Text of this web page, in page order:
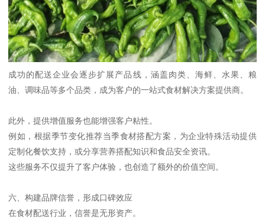
成功的配送企业会逐步扩展产品线，涵盖肉类、海鲜、水果、粮
油、调味品等多个品类，成为客户的一站式食材解决方案提供商。
此外，提供增值服务也能增强客户粘性。
例如，根据季节变化推荐当季食材搭配方案，为企业特殊活动提供
定制化餐饮支持，或分享营养搭配知识和食品安全资讯。
这些服务不仅提升了客户体验，也创造了额外的价值空间。
六、构建品牌信誉，形成口碑效应
在食材配送行业，信誉是无形资产。